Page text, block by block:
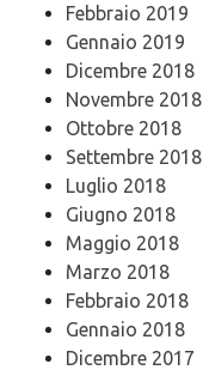
Febbraio 2019
Gennaio 2019
Dicembre 2018
Novembre 2018
Ottobre 2018
Settembre 2018
Luglio 2018
Giugno 2018
Maggio 2018
Marzo 2018
Febbraio 2018
Gennaio 2018
Dicembre 2017